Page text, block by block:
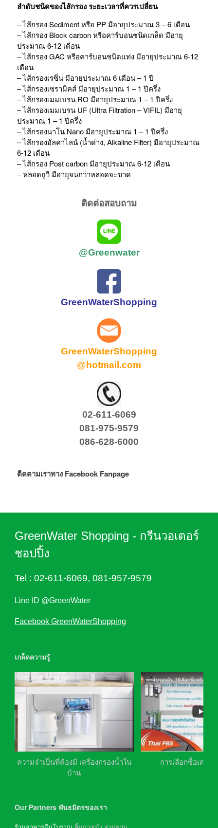
ลำดับชนิดของไส้กรอง ระยะเวลาที่ควรเปลี่ยน
– ไส้กรอง Sediment หรือ PP มีอายุประมาณ 3 – 6 เดือน
– ไส้กรอง Block carbon หรือคาร์บอนชนิดเกล็ด มีอายุ
ประมาณ 6-12 เดือน
– ไส้กรอง GAC หรือคาร์บอนชนิดแท่ง มีอายุประมาณ 6-12
เดือน
– ไส้กรองเรซิ่น มีอายุประมาณ 6 เดือน – 1 ปี
– ไส้กรองเซรามิคส์ มีอายุประมาณ 1 – 1 ปีครึ่ง
– ไส้กรองเมมเบรน RO มีอายุประมาณ 1 – 1 ปีครึ่ง
– ไส้กรองเมมเบรน UF (Ultra Filtration – VIFIL) มีอายุ
ประมาณ 1 – 1 ปีครึ่ง
– ไส้กรองนาโน Nano มีอายุประมาณ 1 – 1 ปีครึ่ง
– ไส้กรองอัลคาไลน์ (น้ำด่าง, Alkaline Filter) มีอายุประมาณ
6-12 เดือน
– ไส้กรอง Post carbon มีอายุประมาณ 6-12 เดือน
– หลอดยูวี มีอายุจนกว่าหลอดจะขาด
ติดต่อสอบถาม
@Greenwater
GreenWaterShopping
GreenWaterShopping
@hotmail.com
02-611-6069
081-975-9579
086-628-6000
ติดตามเราทาง Facebook Fanpage
GreenWater Shopping - กรีนวอเตอร์
ชอปปิ้ง
Tel : 02-611-6069, 081-957-9579
Line ID @GreenWater
Facebook GreenWaterShopping
เกล็ดความรู้
ความจำเป็นที่ต้องมี เครื่องกรองน้ำใน
บ้าน
การเลือกซื้อเครื่อ
Our Partners พันธมิตรของเรา